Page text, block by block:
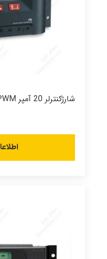
شارژکنترلر 20 آمپر PWM استکا – 24 ولت